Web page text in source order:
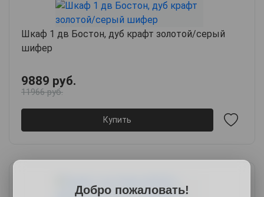
Шкаф 1 дв Бостон, дуб крафт золотой/серый
шифер
9889 руб.
11966 руб.
Купить
Добро пожаловать!